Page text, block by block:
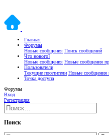
Главная
Форумы
Новые сообщения Поиск сообщений
Что нового?
Новые сообщения Новые сообщения
Пользователи
Текущие посетители Новые сообщения
Точка доступа
Форумы
Вход
Регистрация
Поиск